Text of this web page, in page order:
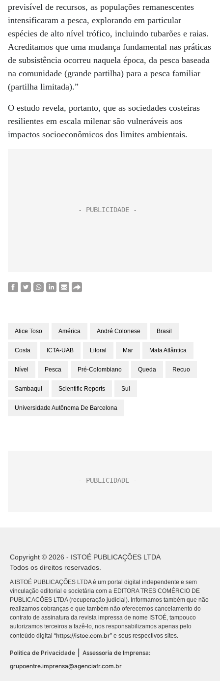
previsível de recursos, as populações remanescentes
intensificaram a pesca, explorando em particular
espécies de alto nível trófico, incluindo tubarões e raias.
Acreditamos que uma mudança fundamental nas práticas
de subsistência ocorreu naquela época, da pesca baseada
na comunidade (grande partilha) para a pesca familiar
(partilha limitada).”
O estudo revela, portanto, que as sociedades costeiras
resilientes em escala milenar são vulneráveis ​​aos
impactos socioeconômicos dos limites ambientais.
Alice Toso América André Colonese Brasil
Costa ICTA-UAB Litoral Mar Mata Atlântica
Nível Pesca Pré-Colombiano Queda Recuo
Sambaqui Scientific Reports Sul
Universidade Autônoma De Barcelona
Copyright © 2026 - ISTOÉ PUBLICAÇÕES LTDA
Todos os direitos reservados.
A ISTOÉ PUBLICAÇÕES LTDA é um portal digital independente e sem
vinculação editorial e societária com a EDITORA TRES COMÉRCIO DE
PUBLICACÕES LTDA (recuperação judicial). Informamos também que não
realizamos cobranças e que também não oferecemos cancelamento do
contrato de assinatura da revista impressa de nome ISTOÉ, tampouco
autorizamos terceiros a fazê-lo, nos responsabilizamos apenas pelo
conteúdo digital “https://istoe.com.br” e seus respectivos sites.
Política de Privacidade
Assessoria de Imprensa:
grupoentre.imprensa@agenciafr.com.br